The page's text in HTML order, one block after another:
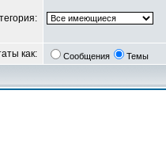
как: Сообщения Темы